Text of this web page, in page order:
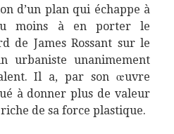
d’un plan qui échappe à
moins à en porter le
de James Rossant sur le
urbaniste unanimement
Il a, par son œuvre
à donner plus de valeur
de sa force plastique.